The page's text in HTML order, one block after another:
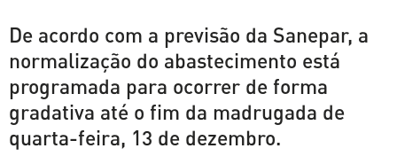
De acordo com a previsão da Sanepar, a
normalização do abastecimento está
programada para ocorrer de forma
gradativa até o fim da madrugada de
quarta-feira, 13 de dezembro.